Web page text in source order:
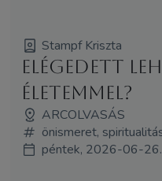
Stampf Kriszta
Elégedett
életemmel?
ARCOLVASÁS
önismeret,
péntek, 2026-06-